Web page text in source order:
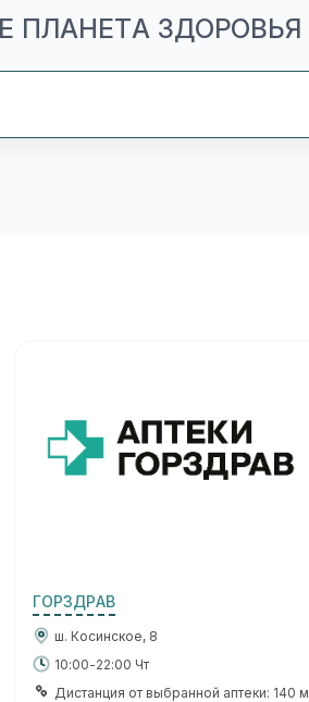
ПЛАНЕТА ЗДОРОВЬЯ
ГОРЗДРАВ
ш. Косинское, 8
10:00-22:00 Чт
Дистанция от выбранной аптеки: 140 м